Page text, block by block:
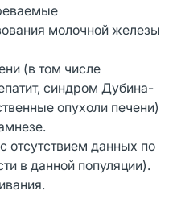
молочной железы
(в том числе
синдром Дубина-
опухоли печени)
отсутствием данных по
в данной популяции).